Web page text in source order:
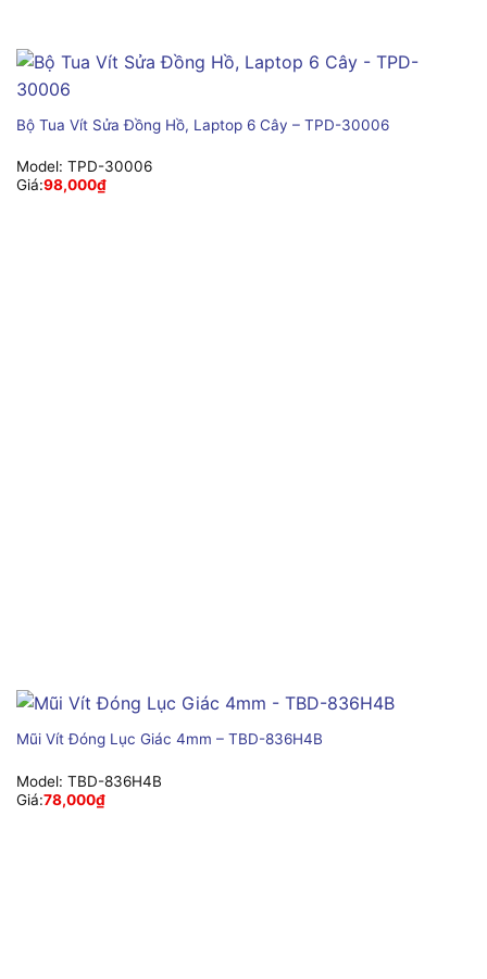
Bộ Tua Vít Sửa Đồng Hồ, Laptop 6 Cây – TPD-30006
Model: TPD-30006
Giá:98,000₫
Mũi Vít Đóng Lục Giác 4mm – TBD-836H4B
Model: TBD-836H4B
Giá:78,000₫